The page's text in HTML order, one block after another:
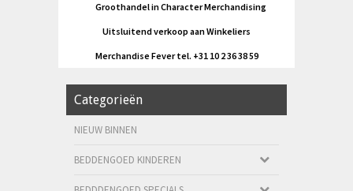
Groothandel in Character Merchandising
Uitsluitend verkoop aan Winkeliers
Merchandise Fever tel. +31 10 2 36 38 59
Categorieën
NIEUW BINNEN
BEDDENGOED KINDEREN